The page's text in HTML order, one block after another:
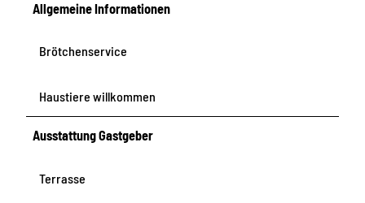
Allgemeine Informationen
Brötchenservice
Haustiere willkommen
Ausstattung Gastgeber
Terrasse